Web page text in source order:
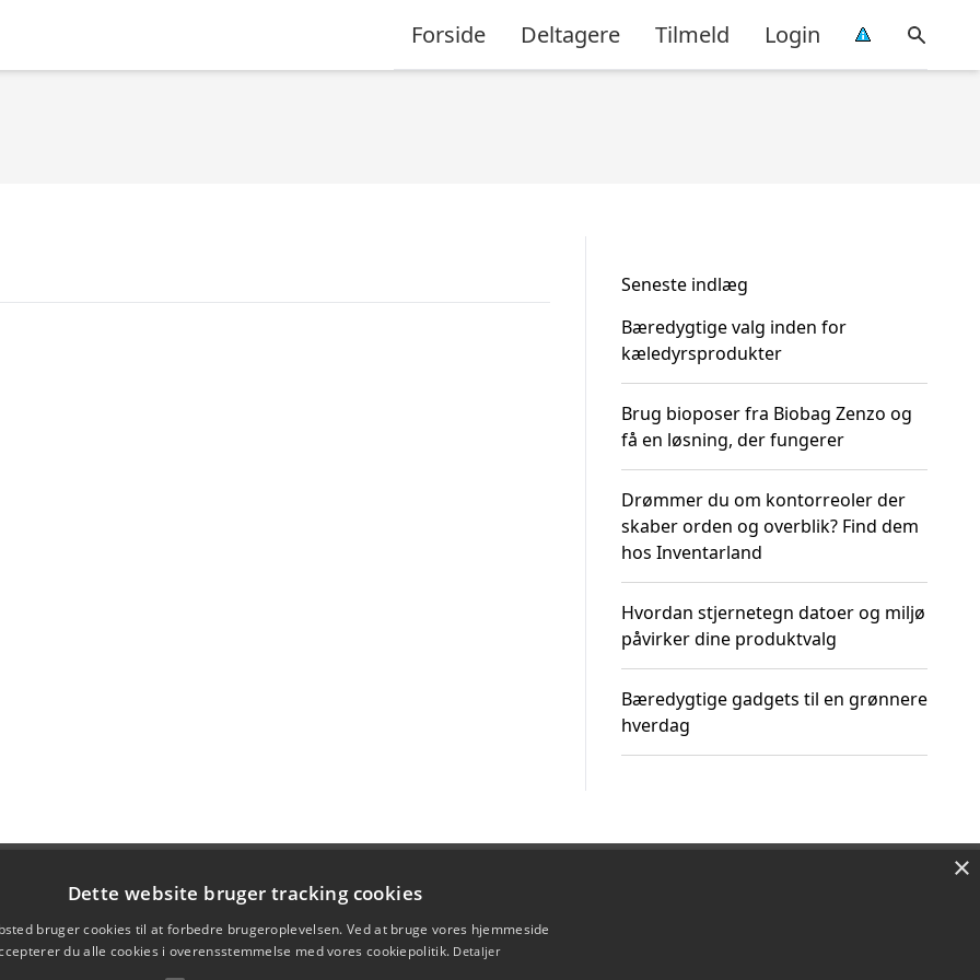
Forside Deltagere Tilmeld Login
Seneste indlæg
Bæredygtige valg inden for
kæledyrsprodukter
Brug bioposer fra Biobag Zenzo og
få en løsning, der fungerer
Drømmer du om kontorreoler der
skaber orden og overblik? Find dem
hos Inventarland
Hvordan stjernetegn datoer og miljø
påvirker dine produktvalg
Bæredygtige gadgets til en grønnere
hverdag
×
Dette website bruger tracking cookies
bruger cookies til at forbedre brugeroplevelsen. Ved at bruge vores hjemmeside
du alle cookies i overensstemmelse med vores cookiepolitik. Detaljer